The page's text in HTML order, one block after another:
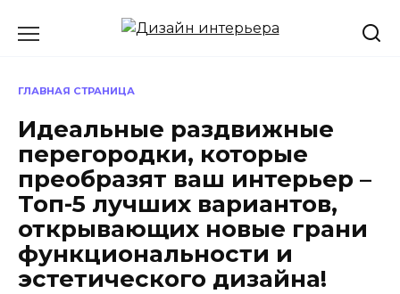
ГЛАВНАЯ СТРАНИЦА
Идеальные раздвижные
перегородки, которые
преобразят ваш интерьер –
Топ-5 лучших вариантов,
открывающих новые грани
функциональности и
эстетического дизайна!